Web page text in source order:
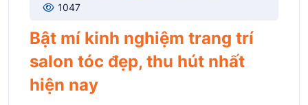
1047
Bật mí kinh nghiệm trang trí
salon tóc đẹp, thu hút nhất
hiện nay